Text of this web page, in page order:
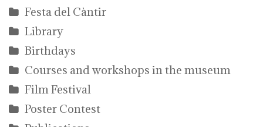
Festa del Càntir
Library
Birthdays
Courses and workshops in the museum
Film Festival
Poster Contest